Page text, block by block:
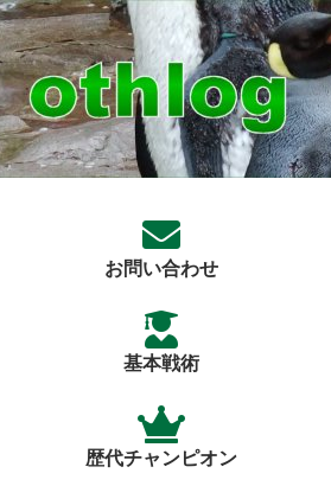
お問い合わせ
基本戦術
歴代チャンピオン